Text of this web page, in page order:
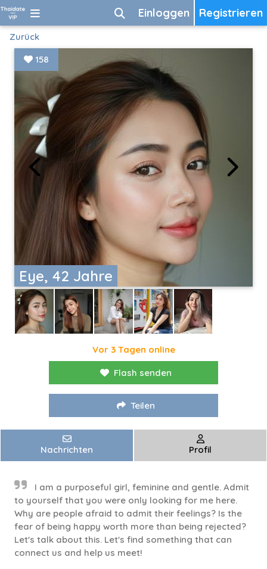
Registrieren
Einloggen
Zurück
Eye, 42 Jahre
158
Vor 3 Tagen online
Flash senden
Teilen
Nachrichten Profil
I am a purposeful girl, feminine and gentle. Admit
to yourself that you were only looking for me here.
Why are people afraid to admit their feelings? Is the
fear of being happy worth more than being rejected?
Let's talk about this. Let's find something that can
connect us and help us meet!